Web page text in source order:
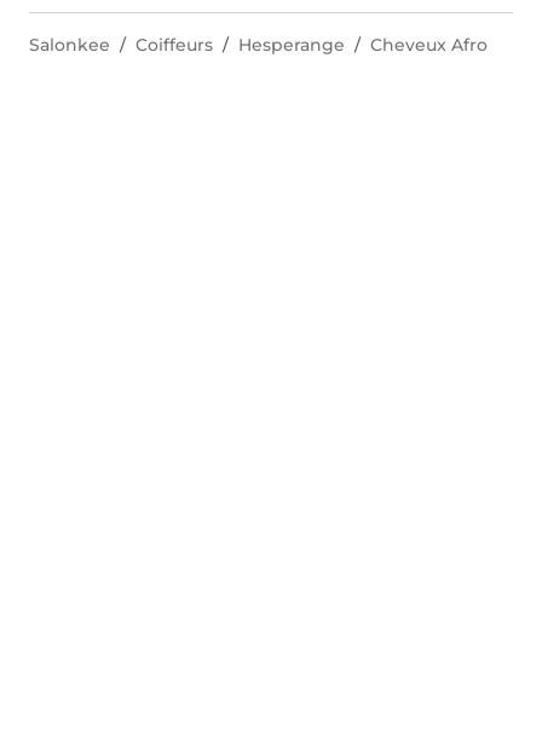
Salonkee Coiffeurs Hesperange Cheveux Afro